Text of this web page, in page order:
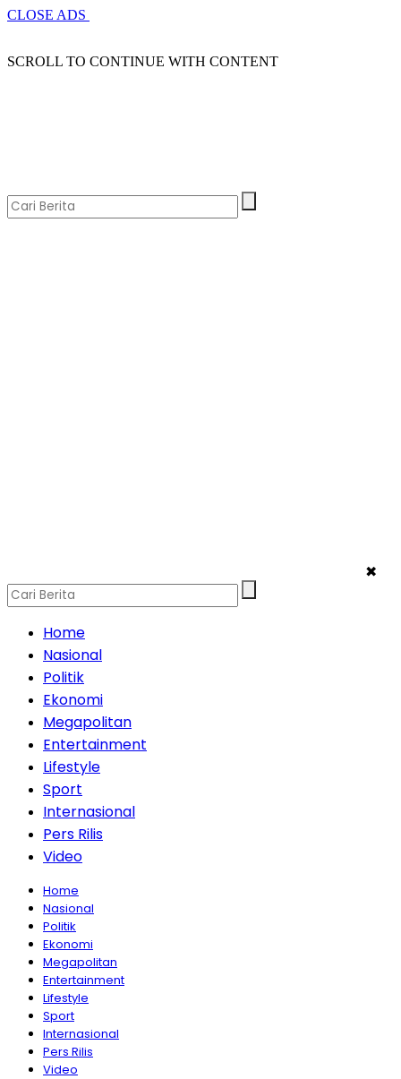
CLOSE ADS
SCROLL TO CONTINUE WITH CONTENT
✖
Home
Nasional
Politik
Ekonomi
Megapolitan
Entertainment
Lifestyle
Sport
Internasional
Pers Rilis
Video
Home
Nasional
Politik
Ekonomi
Megapolitan
Entertainment
Lifestyle
Sport
Internasional
Pers Rilis
Video